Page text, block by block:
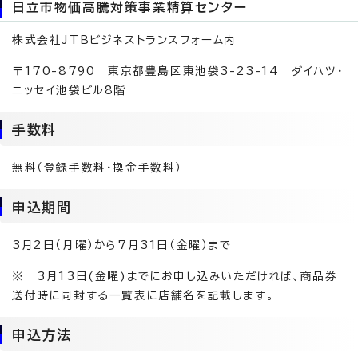
日立市物価高騰対策事業精算センター
株式会社JTBビジネストランスフォーム内
〒170-8790 東京都豊島区東池袋3-23-14 ダイハツ・
ニッセイ池袋ビル8階
手数料
無料（登録手数料・換金手数料）
申込期間
3月2日（月曜）から7月31日（金曜）まで
※ 3月13日(金曜)までにお申し込みいただければ、商品券
送付時に同封する一覧表に店舗名を記載します。
申込方法